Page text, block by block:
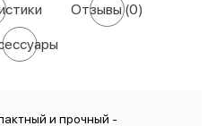
Отзывы(0)
и прочный -